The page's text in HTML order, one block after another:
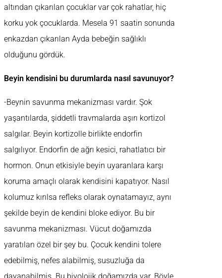
altından çıkarılan çocuklar var çok rahatlar, hiç
korku yok çocuklarda. Mesela 91 saatin sonunda
enkazdan çıkarılan Ayda bebeğin sağlıklı
olduğunu gördük.
Beyin kendisini bu durumlarda nasıl savunuyor?
-Beynin savunma mekanizması vardır. Şok
yaşantılarda, şiddetli travmalarda aşırı kortizol
salgılar. Beyin kortizolle birlikte endorfin
salgılıyor. Endorfin de ağrı kesici, rahatlatıcı bir
hormon. Onun etkisiyle beyin uyaranlara karşı
koruma amaçlı olarak kendisini kapatıyor. Nasıl
kolumuz kırılsa refleks olarak oynatamayız, aynı
şekilde beyin de kendini bloke ediyor. Bu bir
savunma mekanizması. Vücut doğamızda
yaratılan özel bir şey bu. Çocuk kendini tolere
edebilmiş, nefes alabilmiş, susuzluğa da